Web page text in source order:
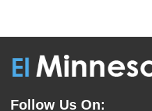
FUENTES
ADVERTISE WITH US
CONTACTO